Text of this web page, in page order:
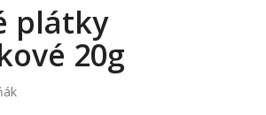
plátky
20g